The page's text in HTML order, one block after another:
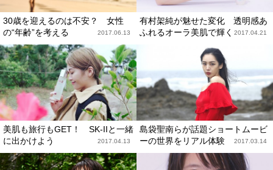
30歳を迎えるのは不安？ 女性
の“年齢”を考える
2017.06.13
有村架純が魅せた変化 透明感あ
ふれるオーラ美肌で輝く 2017.04.21
美肌も旅行もGET！ SK-IIと一緒
に出かけよう
2017.04.13
島袋聖南らが話題ショートムービ
ーの世界をリアル体験
2017.03.14